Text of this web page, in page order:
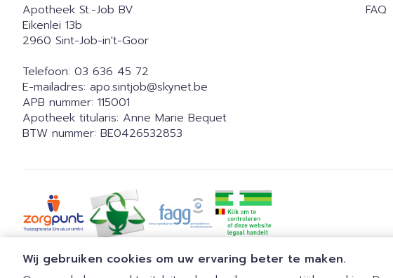
Wij gebruiken cookies om uw ervaring beter te maken.
Apotheek St.-Job BV
Eikenlei 13b
2960 Sint-Job-in't-Goor
Telefoon: 03 636 45 72
E-mailadres: apo.sintjob@skynet.be
APB nummer: 115001
Apotheek titularis: Anne Marie Bequet
BTW nummer: BE0426532853
FAQ